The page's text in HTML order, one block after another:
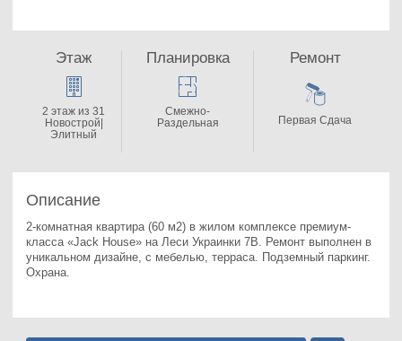
Описание
2-комнатная квартира (60 м2) в жилом комплексе премиум-
класса «Jack House» на Леси Украинки 7В. Ремонт выполнен в
уникальном дизайне, с мебелью, терраса. Подземный паркинг.
Охрана.
Этаж
2 этаж из 31
Новострой|
Элитный
Планировка
Смежно-
Раздельная
Ремонт
Первая Сдача